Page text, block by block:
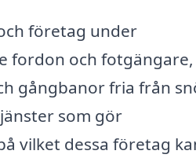
företag under
fordon och
gångbanor fria från
som gör
vilket dessa företag